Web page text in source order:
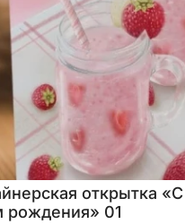
открытка «С
рождения» 01